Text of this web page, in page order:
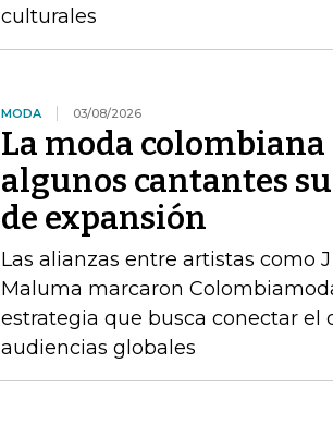
culturales
MODA 03/08/2026
La moda
algunos cantantes
de expansión
Las alianzas entre artistas como
Maluma marcaron
estrategia que busca conectar el
audiencias globales